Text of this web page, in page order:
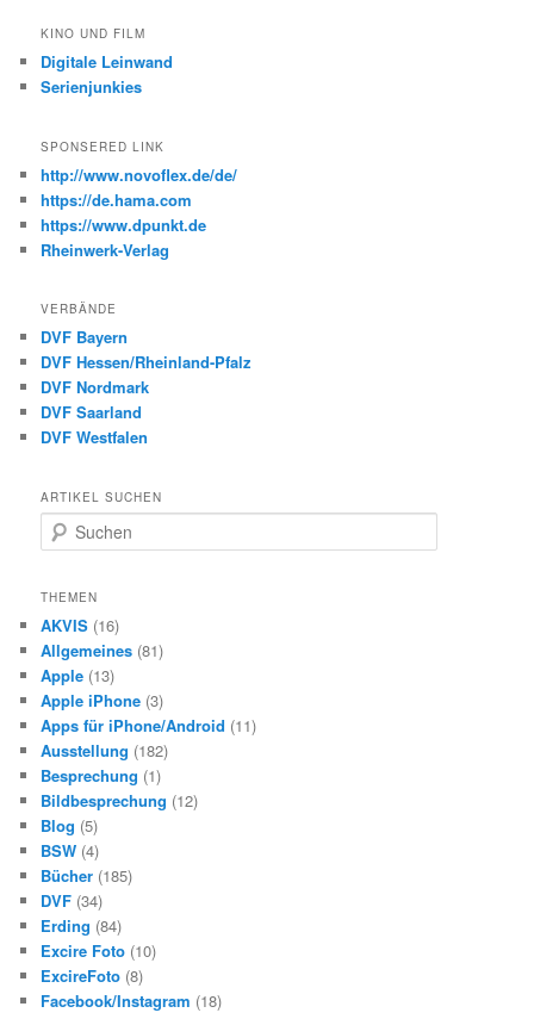
KINO UND FILM
Digitale Leinwand
Serienjunkies
SPONSERED LINK
http://www.novoflex.de/de/
https://de.hama.com
https://www.dpunkt.de
Rheinwerk-Verlag
VERBÄNDE
DVF Bayern
DVF Hessen/Rheinland-Pfalz
DVF Nordmark
DVF Saarland
DVF Westfalen
ARTIKEL SUCHEN
u
h
n
THEMEN
AKVIS (16)
Allgemeines (81)
Apple (13)
Apple iPhone (3)
Apps für iPhone/Android (11)
Ausstellung (182)
Besprechung (1)
Bildbesprechung (12)
Blog (5)
BSW (4)
Bücher (185)
DVF (34)
Erding (84)
Excire Foto (10)
ExcireFoto (8)
Facebook/Instagram (18)